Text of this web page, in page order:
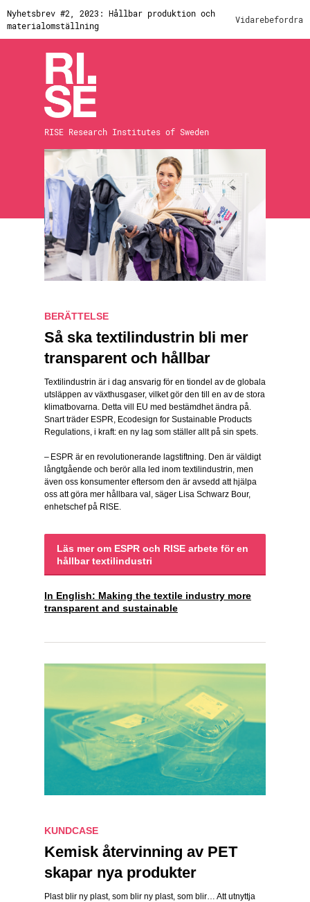
Nyhetsbrev #2, 2023: Hållbar produktion och
materialomställning
Vidarebefordra
RISE Research Institutes of Sweden
BERÄTTELSE
Så ska textilindustrin bli mer
transparent och hållbar
Textilindustrin är i dag ansvarig för en tiondel av de globala
utsläppen av växthusgaser, vilket gör den till en av de stora
klimatbovarna. Detta vill EU med bestämdhet ändra på.
Snart träder ESPR, Ecodesign for Sustainable Products
Regulations, i kraft: en ny lag som ställer allt på sin spets.
– ESPR är en revolutionerande lagstiftning. Den är väldigt
långtgående och berör alla led inom textilindustrin, men
även oss konsumenter eftersom den är avsedd att hjälpa
oss att göra mer hållbara val, säger Lisa Schwarz Bour,
enhetschef på RISE.
Läs mer om ESPR och RISE arbete för en
hållbar textilindustri
In English: Making the textile industry more
transparent and sustainable
KUNDCASE
Kemisk återvinning av PET
skapar nya produkter
Plast blir ny plast, som blir ny plast, som blir… Att utnyttja